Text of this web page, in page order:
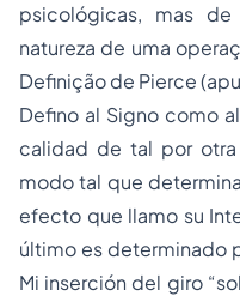
psicológicas, mas
natureza de uma
Definição de Pierce
Defino al Signo como
calidad de tal por
modo tal que
efecto que llamo su
último es determinado
Mi inserción del giro